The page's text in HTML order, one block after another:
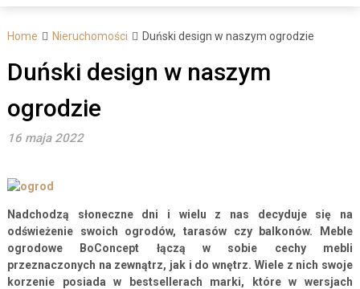
Home Nieruchomości Duński design w naszym ogrodzie
Duński design w naszym
ogrodzie
16 maja 2022
Nadchodzą słoneczne dni i wielu z nas decyduje się na
odświeżenie swoich ogrodów, tarasów czy balkonów. Meble
ogrodowe BoConcept łączą w sobie cechy mebli
przeznaczonych na zewnątrz, jak i do wnętrz. Wiele z nich swoje
korzenie posiada w bestsellerach marki, które w wersjach